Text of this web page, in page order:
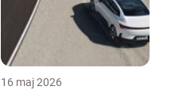
16 maj 2026